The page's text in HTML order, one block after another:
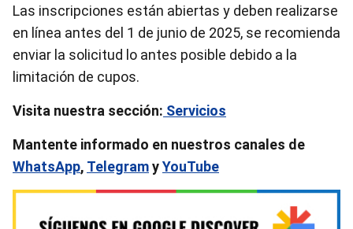
Las inscripciones están abiertas y deben realizarse
en línea antes del 1 de junio de 2025, se recomienda
enviar la solicitud lo antes posible debido a la
limitación de cupos.
Visita nuestra sección: Servicios
Mantente informado en nuestros canales de
WhatsApp, TelegramyYouTube